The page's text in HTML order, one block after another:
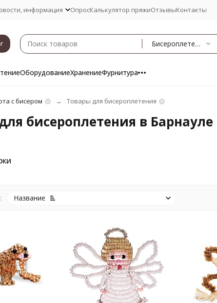
информация ОпросКалькулятор пряжиОтзывыКонтакты
Бисероплетение
ОборудованиеХранениеФурнитура
с бисером Товары для бисероплетения
бисероплетения в Барнауле
Название